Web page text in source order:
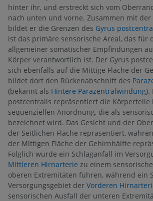
hinter ihr, und erstreckt sich vom
nach unten und vorne. Zusammen mit
bildet er die Grenzen des Gyrus
ist das primäre sensorische Areal, das für
allgemeiner somatischer Empfindungen
Körper verantwortlich ist. Der Gyrus
sich ebenfalls auf die Mittige Fläche der
bildet dort den Rückenabschnitt des
(bekannt als Hintere Parazentralwindung).
postcentralis repräsentiert die Körperteile
sequenziellen Anordnung, die als
bezeichnet wird. Das Gesicht und der
der Seitlichen Fläche repräsentiert,
der Mittigen Fläche der Gehirnhälfte
Folglich würde ein Schlaganfall im
Mittleren Hirnarterie zu einem
oberen Extremitäten führen, während ein
Versorgungsgebiet der Vorderen
sensorischen Ausfall der unteren